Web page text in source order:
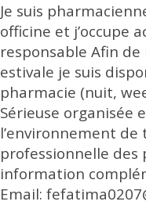
Je suis
officine et j’occupe
responsable Afin
estivale je suis
pharmacie (nuit,
Sérieuse organisée
l’environnement
professionnelle
information
Email: